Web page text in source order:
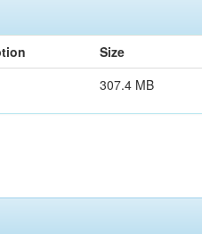
Size
307.4 MB